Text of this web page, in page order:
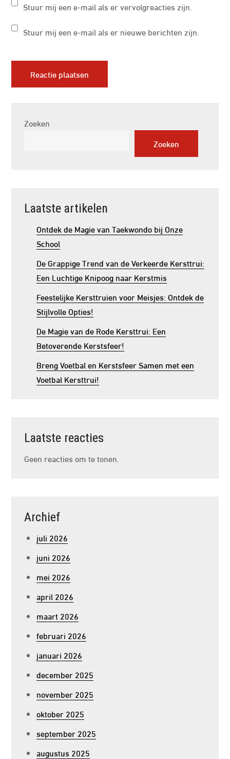
Stuur mij een e-mail als er vervolgreacties zijn.
Stuur mij een e-mail als er nieuwe berichten zijn.
Zoeken
Zoeken
Laatste artikelen
Ontdek de Magie van Taekwondo bij Onze
School
De Grappige Trend van de Verkeerde Kersttrui:
Een Luchtige Knipoog naar Kerstmis
Feestelijke Kersttruien voor Meisjes: Ontdek de
Stijlvolle Opties!
De Magie van de Rode Kersttrui: Een
Betoverende Kerstsfeer!
Breng Voetbal en Kerstsfeer Samen met een
Voetbal Kersttrui!
Laatste reacties
Geen reacties om te tonen.
Archief
juli 2026
juni 2026
mei 2026
april 2026
maart 2026
februari 2026
januari 2026
december 2025
november 2025
oktober 2025
september 2025
augustus 2025